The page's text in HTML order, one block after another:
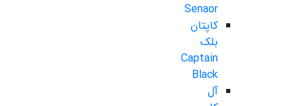
Senaor
کاپتان
بلک
Captain
Black
آل